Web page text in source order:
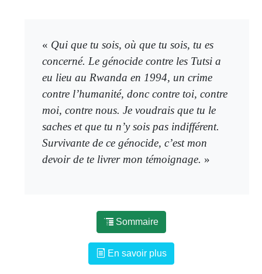
« Qui que tu sois, où que tu sois, tu es
concerné. Le génocide contre les Tutsi a
eu lieu au Rwanda en 1994, un crime
contre l’humanité, donc contre toi, contre
moi, contre nous. Je voudrais que tu le
saches et que tu n’y sois pas indifférent.
Survivante de ce génocide, c’est mon
devoir de te livrer mon témoignage. »
Sommaire
En savoir plus